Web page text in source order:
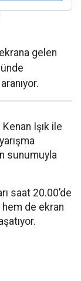
gelen
Kenan Işık ile
sunumuyla
saat 20.00’de
hem de ekran